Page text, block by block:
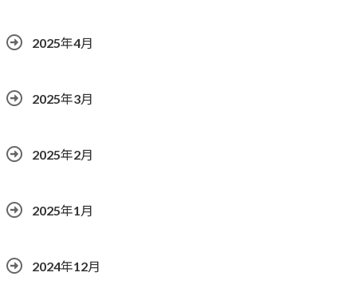
2025年4月
2025年3月
2025年2月
2025年1月
2024年12月